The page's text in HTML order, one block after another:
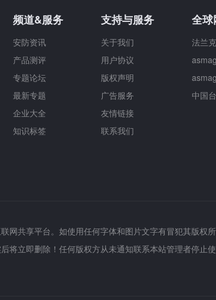
频道&服务
安防资讯
产品测评
专题论坛
最新专题
企业大全
知识标签
支持与服务
关于我们
用户协议
版权声明
广告服务
友情链接
联系我们
全
法兰
中国
网共享平台。如使用任何字体和图片文字有冒犯其版
将立即删除！任何版权方从未通知联系本站管理者停止